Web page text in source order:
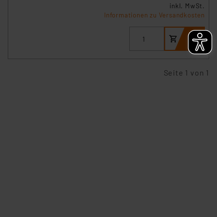
personenbezogene Daten in
Überwachungsprogrammen verarbeiten, ohne dass
hiergegen Klagemöglichkeiten für Europäer bestehen.
Unsere Kooperation mit diesen Dienstleistern stützt
Europäischen Kommission sowie einer eigenen
inkl. MwSt.
Informationen zu Versandkosten
Seite 1 von 1